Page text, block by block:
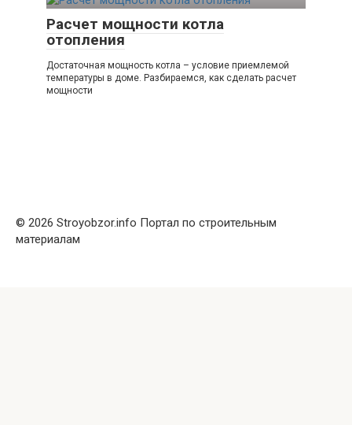
Расчет мощности котла
отопления
Достаточная мощность котла – условие приемлемой
температуры в доме. Разбираемся, как сделать расчет
мощности
© 2026 Stroyobzor.info Портал по строительным
материалам